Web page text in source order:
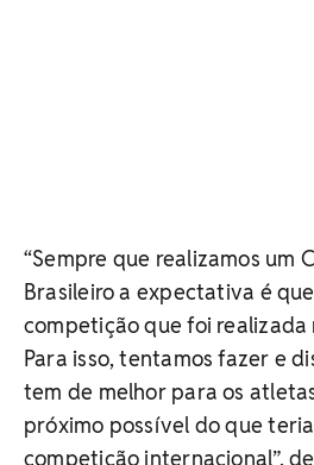
“Sempre que realizamos um
Brasileiro a expectativa é
competição que foi realizada
Para isso, tentamos fazer e
tem de melhor para os
próximo possível do que
competição internacional”,